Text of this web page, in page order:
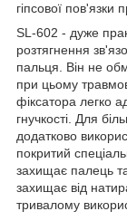
гіпсової пов'язки
SL-602 - дуже
розтягнення
пальця. Він не
при цьому
фіксатора легко
гнучкості. Для
додатково
покритий
захищає палець
захищає від
тривалому